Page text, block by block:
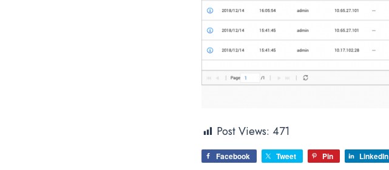
Post Views: 471
Facebook Tweet Pin LinkedIn